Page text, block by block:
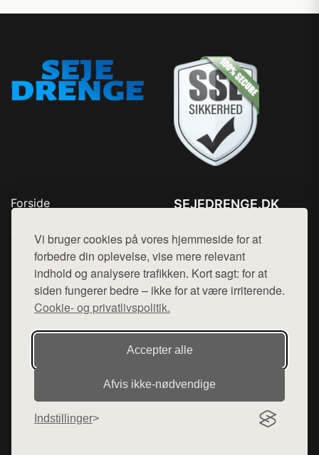
Vi bruger cookies på vores hjemmeside for at
forbedre din oplevelse, vise mere relevant
indhold og analysere trafikken. Kort sagt: for at
siden fungerer bedre – ikke for at være irriterende.
Cookie- og privatlivspolitik.
Accepter alle
Afvis ikke‑nødvendige
Indstillinger
Forside
Top Rabatter
Kontakt
SEJEDRENGE.DK
Mail: hej@want.dk
Cookie- og privatlivspolitik
Denne side er en del af want.dk, der udgiver en række
hjemmesider med præsentation af forskellige produkter fra
diverse webshops. Der sælges ikke varer fra denne side - vi
henviser til de shops, som sælger varen. Vi har heller ikke
varerne på lager.